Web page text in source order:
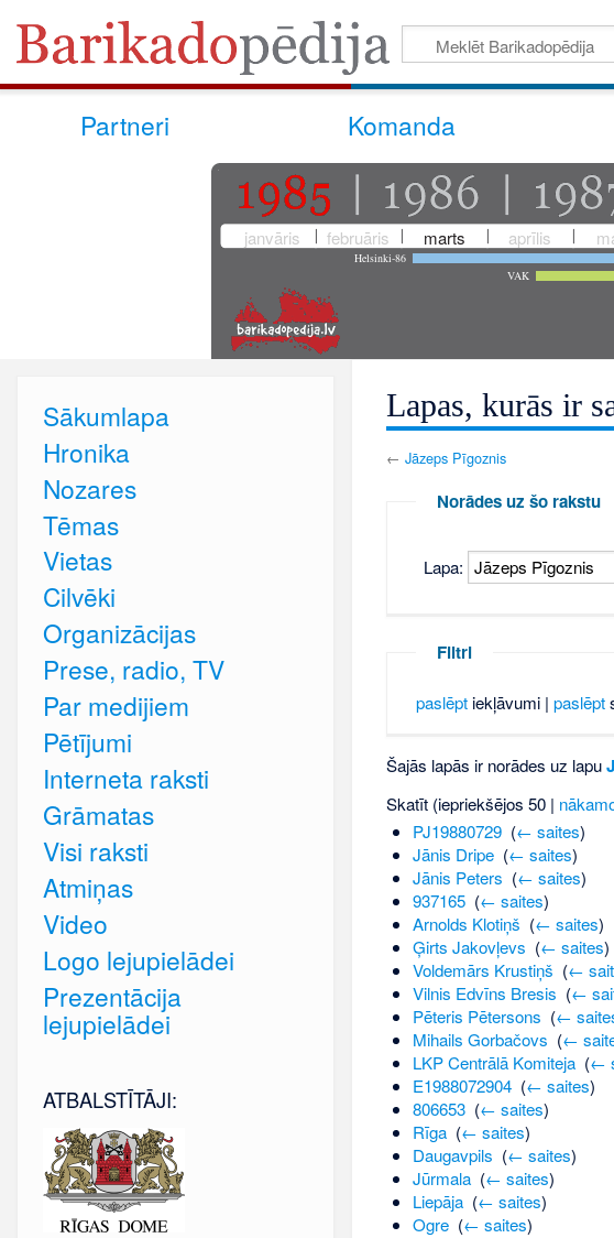
Partneri Komanda
janvāris februāris marts aprīlis
Helsinki-86
VAK
Lapas, kurās ir
← Jāzeps Pīgoznis
Norādes uz šo rakstu
Lapa:
Filtri
paslēpt iekļāvumi |paslēpt
Šajās lapās ir norādes uz lapu
Skatīt (iepriekšējos 50 |
PJ19880729‎ (← saites)
Jānis Dripe‎ (← saites)
Jānis Peters (← saites)
937165‎ (← saites)
Arnolds Klotiņš (← saites)
Ģirts Jakovļevs (← saites)
Voldemārs Krustiņš (←
Vilnis Edvīns Bresis (←
Pēteris Pētersons (←
Mihails Gorbačovs (←
LKP Centrālā Komiteja‎ (←
E1988072904‎ (← saites)
806653‎ (← saites)
Rīga‎ (← saites)
Daugavpils (← saites)
Jūrmala‎ (← saites)
Liepāja‎ (← saites)
Ogre‎ (← saites)
Sākumlapa
Hronika
Nozares
Tēmas
Vietas
Cilvēki
Organizācijas
Prese, radio, TV
Par medijiem
Pētījumi
Interneta raksti
Grāmatas
Visi raksti
Atmiņas
Video
Logo lejupielādei
Prezentācija
lejupielādei
ATBALSTĪTĀJI: